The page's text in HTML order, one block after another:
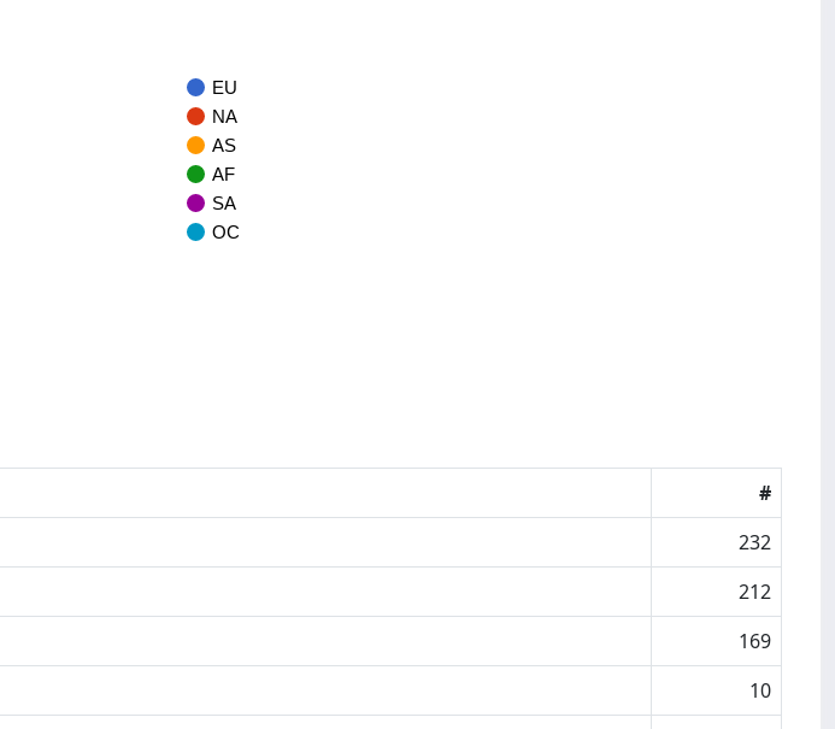
EU
NA
AS
AF
SA
OC
#
232
212
169
10